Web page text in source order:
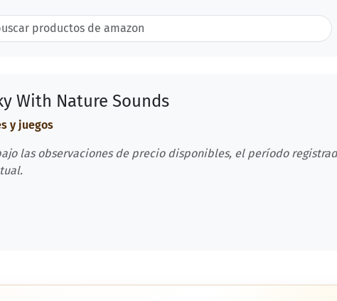
With Nature Sounds
y juegos
las observaciones de precio disponibles, el período